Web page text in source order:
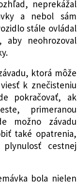
neprekážal
a nebol sám
stále ovládal
aby neohrozoval
ktorá môže
k znečisteniu
pokračovať, ak
primeranou
možno závadu
také opatrenia,
cestnej
bola nielen